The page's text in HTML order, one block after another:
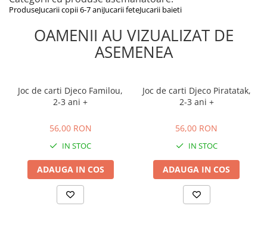
Dimensiune cutie: 22.40 x 22.40 x 6.35 cm
ani, deoarece conține piese mici care pot provoca sufocare.
Ambalajele se îndepărtează înainte de utilizare, jucăria se
folosește doar sub supravegherea unui adult și se păstrează
ProduseJucarii copii 6-7 aniJucarii feteJucarii baieti
OAMENII AU VIZUALIZAT DE
ASEMENEA
Joc de carti Djeco Familou,
2-3 ani +
56,00 RON
IN STOC
ADAUGA IN COS
Joc de carti Djeco Piratatak,
2-3 ani +
56,00 RON
IN STOC
ADAUGA IN COS